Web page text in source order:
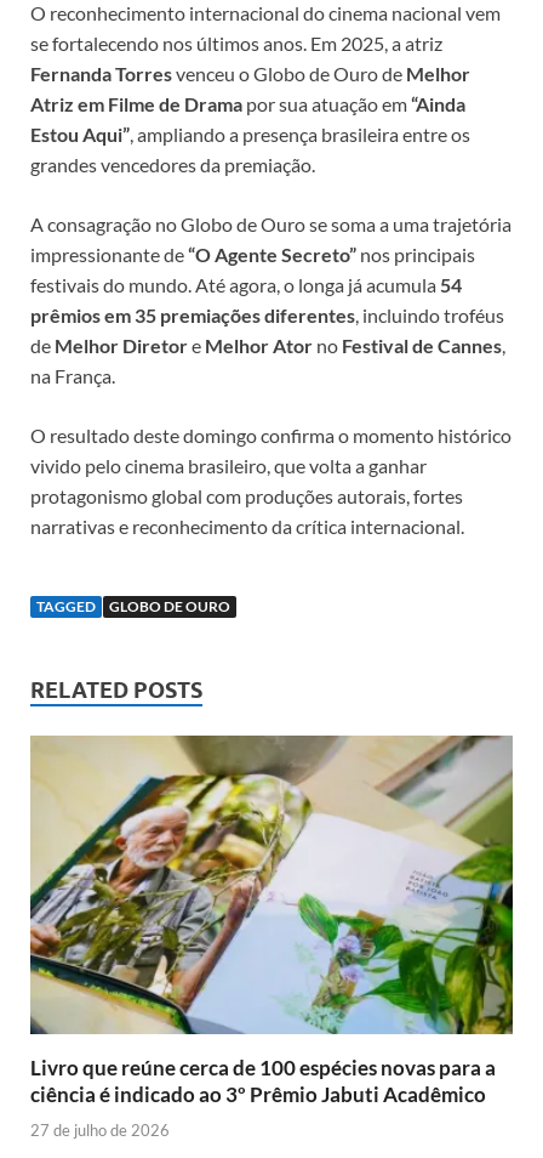
O reconhecimento internacional do cinema nacional vem
se fortalecendo nos últimos anos. Em 2025, a atriz
Fernanda Torresvenceu o Globo de Ouro de Melhor
Atriz em Filme de Drama por sua atuação em“Ainda
Estou Aqui”, ampliando a presença brasileira entre os
grandes vencedores da premiação.
A consagração no Globo de Ouro se soma a uma trajetória
impressionante de“O Agente Secreto” nos principais
festivais do mundo. Até agora, o longa já acumula54
prêmios em 35 premiações diferentes, incluindo troféus
de Melhor Diretore Melhor Ator no Festival de Cannes,
na França.
O resultado deste domingo confirma o momento histórico
vivido pelo cinema brasileiro, que volta a ganhar
protagonismo global com produções autorais, fortes
narrativas e reconhecimento da crítica internacional.
TAGGED GLOBO DE OURO
RELATED POSTS
Livro que reúne cerca de 100 espécies novas para a
ciência é indicado ao 3º Prêmio Jabuti Acadêmico
27 de julho de 2026